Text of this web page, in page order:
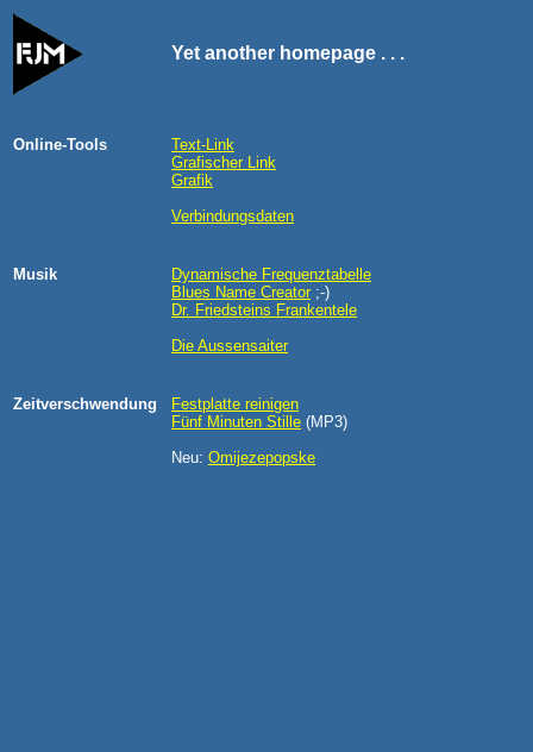
Yet another homepage . . .
Online-Tools
Text-Link
Grafischer Link
Grafik
Verbindungsdaten
Musik
Dynamische Frequenztabelle
Blues Name Creator ;-)
Dr. Friedsteins Frankentele
Die Aussensaiter
Zeitverschwendung
Festplatte reinigen
Fünf Minuten Stille (MP3)
Neu: Omijezepopske